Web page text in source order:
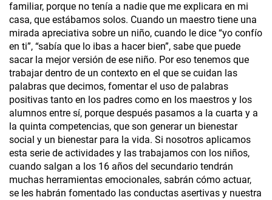
familiar, porque no tenía a nadie que me explicara en mi
casa, que estábamos solos. Cuando un maestro tiene una
mirada apreciativa sobre un niño, cuando le dice “yo confío
en ti”, “sabía que lo ibas a hacer bien”, sabe que puede
sacar la mejor versión de ese niño. Por eso tenemos que
trabajar dentro de un contexto en el que se cuidan las
palabras que decimos, fomentar el uso de palabras
positivas tanto en los padres como en los maestros y los
alumnos entre sí, porque después pasamos a la cuarta y a
la quinta competencias, que son generar un bienestar
social y un bienestar para la vida. Si nosotros aplicamos
esta serie de actividades y las trabajamos con los niños,
cuando salgan a los 16 años del secundario tendrán
muchas herramientas emocionales, sabrán cómo actuar,
se les habrán fomentado las conductas asertivas y nuestra